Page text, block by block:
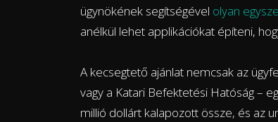
ügynökének segítségével olyan
anélkül lehet applikációkat építeni,
A kecsegtető ajánlat nemcsak az
vagy a Katari Befektetési Hatóság –
millió dollárt kalapozott össze, és az